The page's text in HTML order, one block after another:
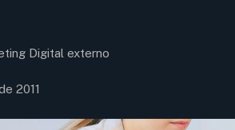
Digital externo
2011